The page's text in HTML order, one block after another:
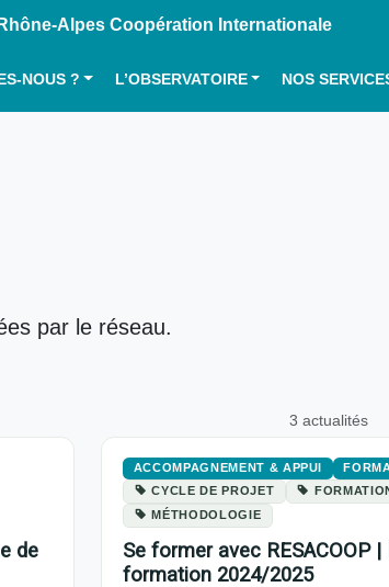
Alpes Coopération Internationale
NOUS ? L’OBSERVATOIRE NOS
par le réseau.
3 actualités
de
ACCOMPAGNEMENT & APPUI
CYCLE DE PROJET
MÉTHODOLOGIE
Se former avec RESACOOP
formation 2024/2025